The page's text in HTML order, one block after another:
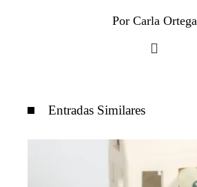
Por Carla Ortega
Entradas Similares